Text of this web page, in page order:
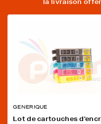
la livraison
GENERIQUE
Lot de cartouches